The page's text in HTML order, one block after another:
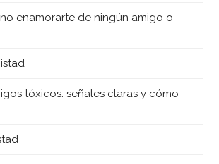
enamorarte de ningún amigo o
tóxicos: señales claras y cómo